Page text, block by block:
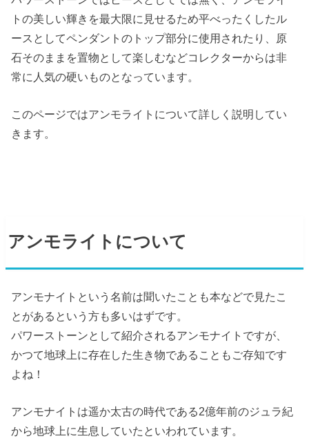
トの美しい輝きを最大限に見せるため平べったくしたル
ースとしてペンダントのトップ部分に使用されたり、原
石そのままを置物として楽しむなどコレクターからは非
常に人気の硬いものとなっています。
このページではアンモライトについて詳しく説明してい
きます。
アンモライトについて
アンモナイトという名前は聞いたことも本などで見たこ
とがあるという方も多いはずです。
パワーストーンとして紹介されるアンモナイトですが、
かつて地球上に存在した生き物であることもご存知です
よね！
アンモナイトは遥か太古の時代である2億年前のジュラ紀
から地球上に生息していたといわれています。